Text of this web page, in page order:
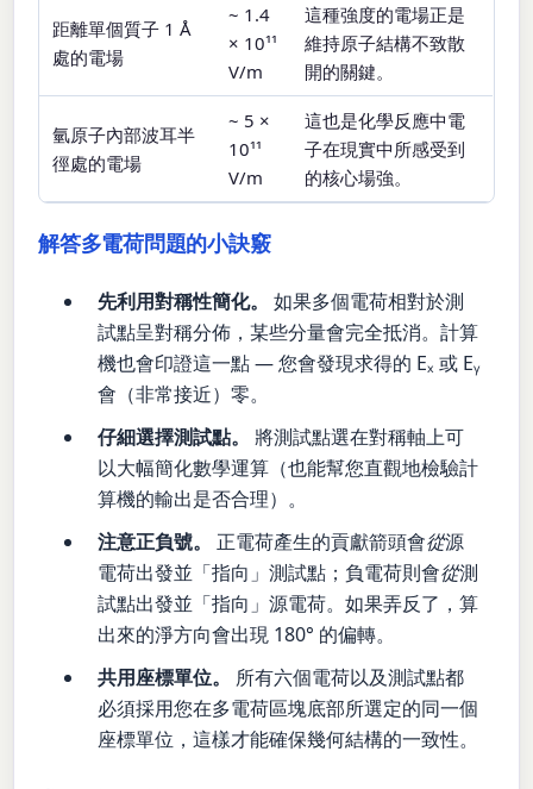
距離單個質子 1 Å
處的電場
~ 1.4
× 10¹¹
V/m
這種強度的電場正是
維持原子結構不致散
開的關鍵。
氫原子內部波耳半
徑處的電場
~ 5 ×
10¹¹
V/m
這也是化學反應中電
子在現實中所感受到
的核心場強。
解答多電荷問題的小訣竅
先利用對稱性簡化。
如果多個電荷相對於測
試點呈對稱分佈，某些分量會完全抵消。計算
機也會印證這一點 — 您會發現求得的 Eₓ 或 Eᵧ
會（非常接近）零。
仔細選擇測試點。
將測試點選在對稱軸上可
以大幅簡化數學運算（也能幫您直觀地檢驗計
算機的輸出是否合理）。
注意正負號。
正電荷產生的貢獻箭頭會從源
電荷出發並「指向」測試點；負電荷則會從測
試點出發並「指向」源電荷。如果弄反了，算
出來的淨方向會出現 180° 的偏轉。
共用座標單位。
所有六個電荷以及測試點都
必須採用您在多電荷區塊底部所選定的同一個
座標單位，這樣才能確保幾何結構的一致性。